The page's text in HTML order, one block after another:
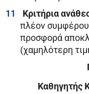
Κριτήρια
πλέον
προσφορά
(χαμηλότερη
Καθηγητής